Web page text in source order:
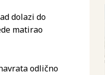
dolazi do
matirao
odlično